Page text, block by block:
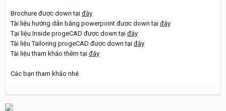
Brochure được down tại đây
Tài liệu hướng dẫn bằng powerpoint được down tại đây
Tại liệu Inside progeCAD được down tại đây
Tài liệu Tailoring progeCAD được down tại đây
Tài liệu tham khảo thêm tại đây
Các bạn tham khảo nhé